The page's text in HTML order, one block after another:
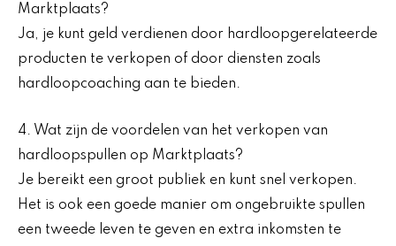
Marktplaats?
Ja, je kunt geld verdienen door hardloopgerelateerde
producten te verkopen of door diensten zoals
hardloopcoaching aan te bieden.
4. Wat zijn de voordelen van het verkopen van
hardloopspullen op Marktplaats?
Je bereikt een groot publiek en kunt snel verkopen.
Het is ook een goede manier om ongebruikte spullen
een tweede leven te geven en extra inkomsten te